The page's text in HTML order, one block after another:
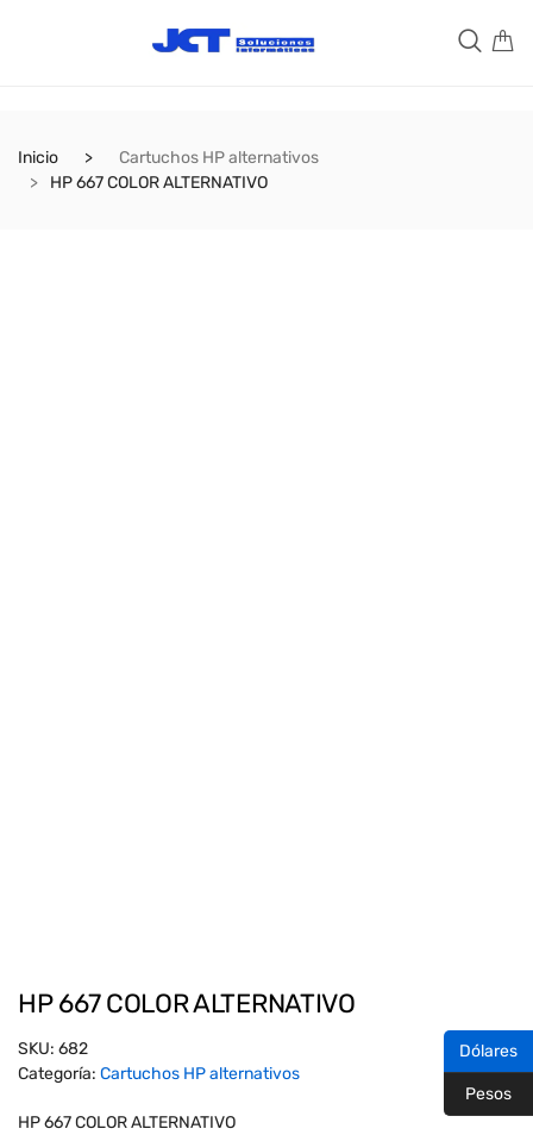
Inicio
Cartuchos HP alternativos
HP 667 COLOR ALTERNATIVO
HP 667 COLOR ALTERNATIVO
SKU: 682
Categoría: Cartuchos HP alternativos
HP 667 COLOR ALTERNATIVO
Dólares
Pesos